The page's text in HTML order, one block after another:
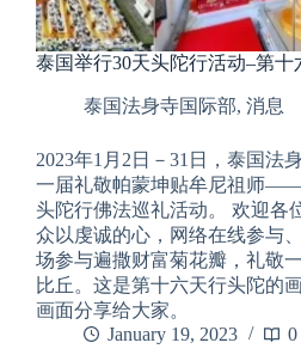
泰国举行30天头陀行活动–第十
泰国法身寺国际部, 消息
2023年1月2日－31日，泰国法
一届礼敬帕蒙坤贴牟尼祖师
头陀行佛法巡礼活动。 欢迎各
众以虔诚的心，网络在线参与
场参与遍撒财富菊花瓣，礼敬
比丘。这是第十六天行头陀的
画面分享给大家。
January 19, 2023
0